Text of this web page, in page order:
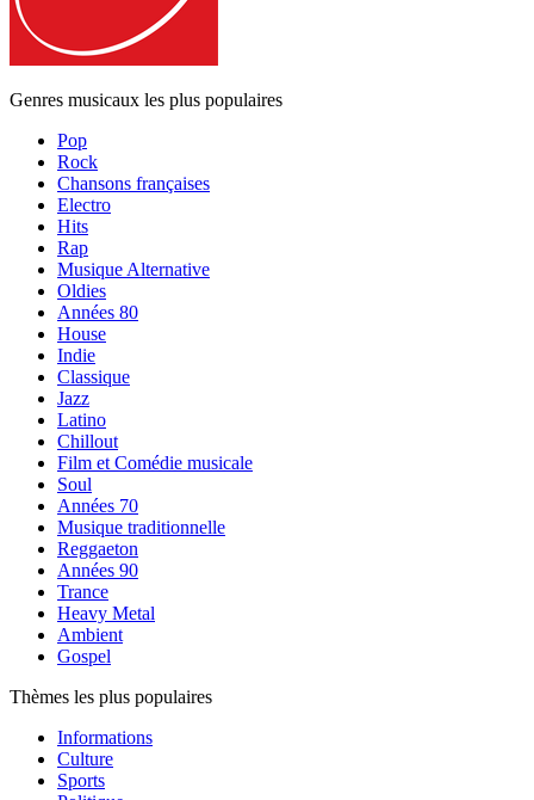
Genres musicaux les plus populaires
Pop
Rock
Chansons françaises
Electro
Hits
Rap
Musique Alternative
Oldies
Années 80
House
Indie
Classique
Jazz
Latino
Chillout
Film et Comédie musicale
Soul
Années 70
Musique traditionnelle
Reggaeton
Années 90
Trance
Heavy Metal
Ambient
Gospel
Thèmes les plus populaires
Informations
Culture
Sports